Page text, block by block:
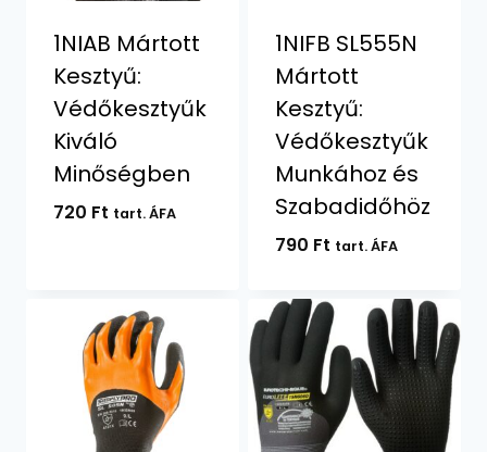
1NIAB Mártott
Kesztyű:
Védőkesztyűk
Kiváló
Minőségben
720 Ft tart. ÁFA
1NIFB SL555N
Mártott
Kesztyű:
Védőkesztyűk
Munkához és
Szabadidőhöz
790 Ft tart. ÁFA